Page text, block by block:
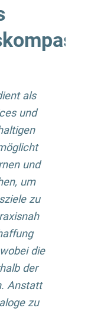
als
und
und
um
zu
die
der
Anstatt
zu